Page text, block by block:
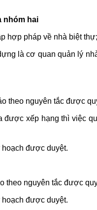
nhóm hai
pháp về nhà biệt
là cơ quan quản lý
theo nguyên tắc được
xếp hạng thì việc
được duyệt.
theo nguyên tắc được
được duyệt.